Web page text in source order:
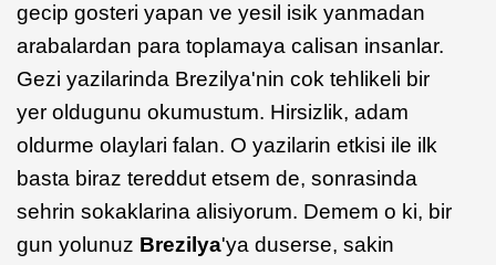
gecip gosteri yapan ve yesil isik yanmadan
arabalardan para toplamaya calisan insanlar.
Gezi yazilarinda Brezilya'nin cok tehlikeli bir
yer oldugunu okumustum. Hirsizlik, adam
oldurme olaylari falan. O yazilarin etkisi ile ilk
basta biraz tereddut etsem de, sonrasinda
sehrin sokaklarina alisiyorum. Demem o ki, bir
gun yolunuz Brezilya'ya duserse, sakin